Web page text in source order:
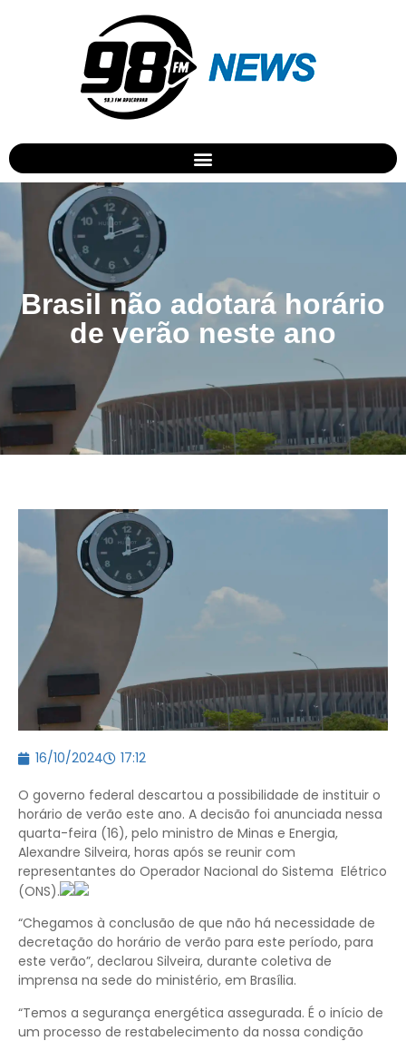
Brasil não adotará horário
de verão neste ano
16/10/2024 17:12
O governo federal descartou a possibilidade de instituir o
horário de verão este ano. A decisão foi anunciada nessa
quarta-feira (16), pelo ministro de Minas e Energia,
Alexandre Silveira, horas após se reunir com
representantes do Operador Nacional do Sistema Elétrico
(ONS).
“Chegamos à conclusão de que não há necessidade de
decretação do horário de verão para este período, para
este verão”, declarou Silveira, durante coletiva de
imprensa na sede do ministério, em Brasília.
“Temos a segurança energética assegurada. É o início de
um processo de restabelecimento da nossa condição